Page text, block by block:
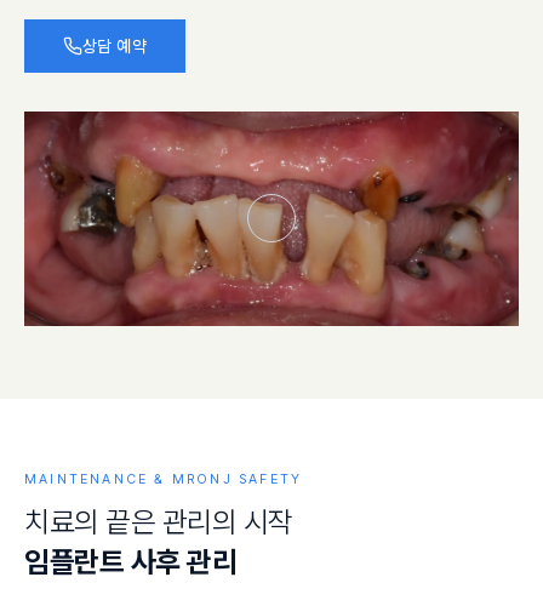
상담 예약
MAINTENANCE & MRONJ SAFETY
치 료의 끝은 관리의 시작
임플란트 사후관리